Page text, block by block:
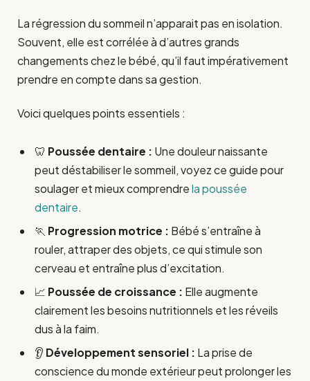
La régression du sommeil n’apparait pas en isolation.
Souvent, elle est corrélée à d’autres grands
changements chez le bébé, qu’il faut impérativement
prendre en compte dans sa gestion.
Voici quelques points essentiels :
🦷 Poussée dentaire : Une douleur naissante
peut déstabiliser le sommeil, voyez ce guide pour
soulager et mieux comprendrela poussée
dentaire.
🏃 Progression motrice : Bébé s’entraîne à
rouler, attraper des objets, ce qui stimule son
cerveau et entraîne plus d’excitation.
📈 Poussée de croissance : Elle augmente
clairement les besoins nutritionnels et les réveils
dus à la faim.
👂 Développement sensoriel : La prise de
conscience du monde extérieur peut prolonger les